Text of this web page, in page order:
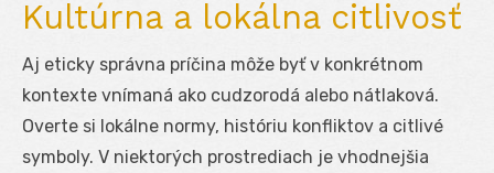
Kultúrna a lokálna citlivosť
Aj eticky správna príčina môže byť v konkrétnom
kontexte vnímaná ako cudzorodá alebo nátlaková.
Overte si lokálne normy, históriu konfliktov a citlivé
symboly. V niektorých prostrediach je vhodnejšia